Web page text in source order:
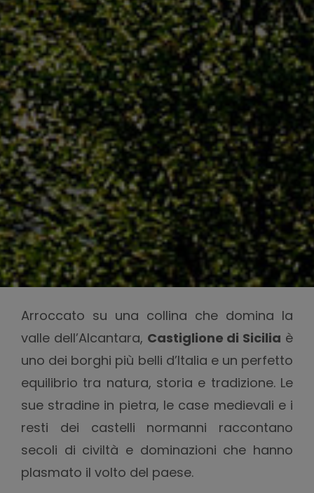
Arroccato su una collina che domina la
valle dell’Alcantara, Castiglione di Sicilia è
uno dei borghi più belli d’Italia e un perfetto
equilibrio tra natura, storia e tradizione. Le
sue stradine in pietra, le case medievali e i
resti dei castelli normanni raccontano
secoli di civiltà e dominazioni che hanno
plasmato il volto del paese.